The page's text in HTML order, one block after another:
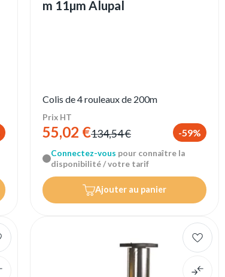
m 11µm Alupal
Colis de 4 rouleaux de 200m
Prix HT
55,02 €134,54 € -59%
Connectez-vous pour connaître la
disponibilité / votre tarif
Ajouter au panier